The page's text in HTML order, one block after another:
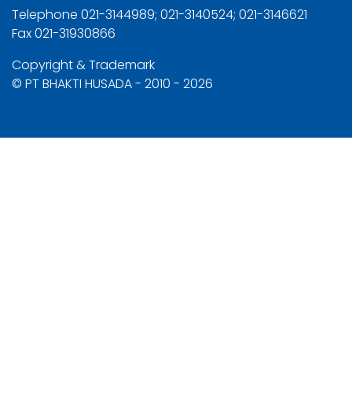
Telephone 021-3144989; 021-3140524; 021-3146621
Fax 021-31930866
Copyright & Trademark
© PT BHAKTI HUSADA - 2010 - 2026